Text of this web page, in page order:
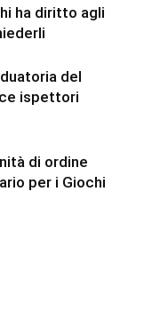
ha diritto agli
del
ispettori
di ordine
per i Giochi